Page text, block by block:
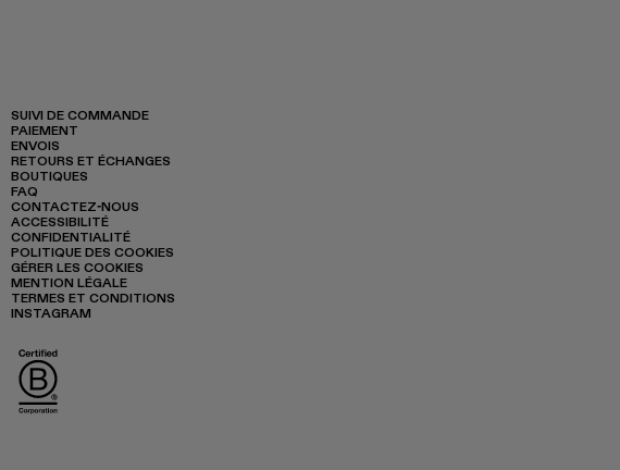
SUIVI DE COMMANDE
PAIEMENT
ENVOIS
RETOURS ET ÉCHANGES
BOUTIQUES
FAQ
CONTACTEZ-NOUS
ACCESSIBILITÉ
CONFIDENTIALITÉ
POLITIQUE DES COOKIES
GÉRER LES COOKIES
MENTION LÉGALE
TERMES ET CONDITIONS
INSTAGRAM